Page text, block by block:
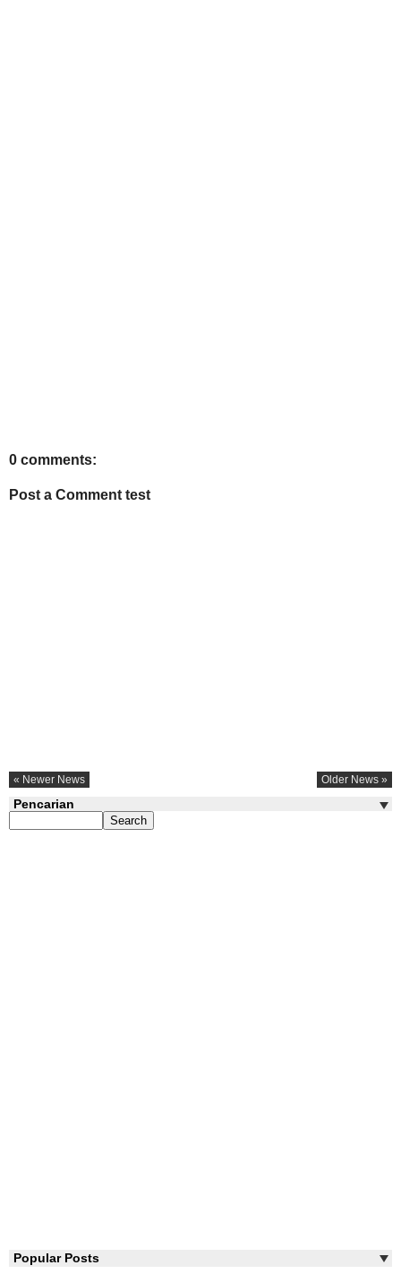
0 comments:
Post a Comment test
« Newer News Older News »
Pencarian
Popular Posts